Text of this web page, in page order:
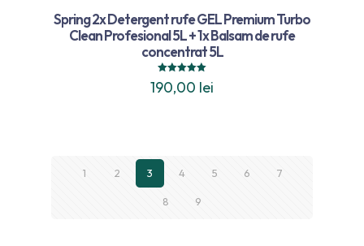
Spring 2x Detergent rufe GEL Premium Turbo
Clean Profesional 5L + 1x Balsam de rufe
concentrat 5L
Evaluat la
5.00
190,00 lei
1 2 3 4 5 6 7
8 9